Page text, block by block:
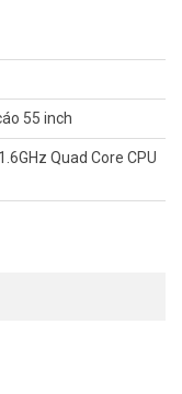
9259 để được hỗ
55 inch
Quad Core CPU